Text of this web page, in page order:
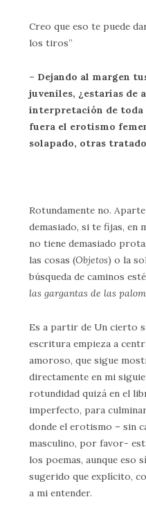
Creo que eso te puede
los tiros”
– Dejando al margen
juveniles, ¿estarías de
interpretación de
fuera el erotismo
solapado, otras
Rotundamente no.
demasiado, si te fijas,
no tiene demasiado
las cosas (Objetos) o la
búsqueda de caminos
las gargantas de las
Es a partir de Un cierto
escritura empieza a
amoroso, que sigue
directamente en mi
rotundidad quizá en el
imperfecto, para
donde el erotismo – sin
masculino, por favor-
los poemas, aunque eso
sugerido que explícito,
a mi entender.